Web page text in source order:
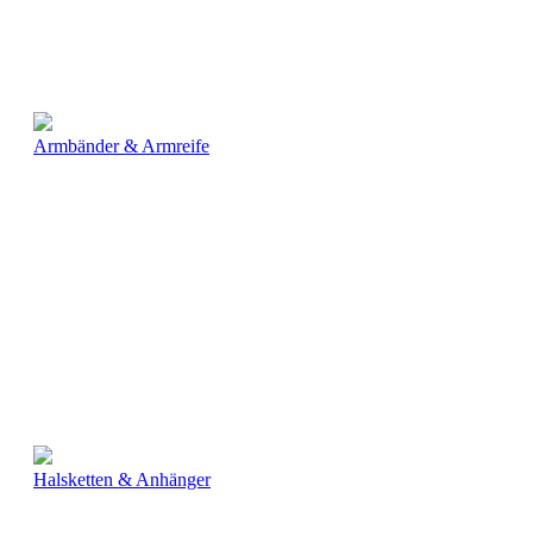
Armbänder & Armreife
Halsketten & Anhänger